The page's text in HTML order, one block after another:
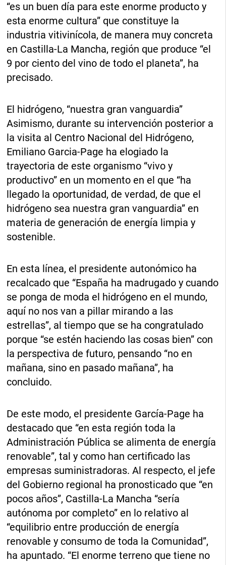
“es un buen día para este enorme producto y
esta enorme cultura” que constituye la
industria vitivinícola, de manera muy concreta
en Castilla-La Mancha, región que produce “el
9 por ciento del vino de todo el planeta”, ha
precisado.
El hidrógeno, “nuestra gran vanguardia”
Asimismo, durante su intervención posterior a
la visita al Centro Nacional del Hidrógeno,
Emiliano Garcia-Page ha elogiado la
trayectoria de este organismo “vivo y
productivo” en un momento en el que “ha
llegado la oportunidad, de verdad, de que el
hidrógeno sea nuestra gran vanguardia” en
materia de generación de energía limpia y
sostenible.
En esta línea, el presidente autonómico ha
recalcado que “España ha madrugado y cuando
se ponga de moda el hidrógeno en el mundo,
aquí no nos van a pillar mirando a las
estrellas”, al tiempo que se ha congratulado
porque “se estén haciendo las cosas bien” con
la perspectiva de futuro, pensando “no en
mañana, sino en pasado mañana”, ha
concluido.
De este modo, el presidente García-Page ha
destacado que “en esta región toda la
Administración Pública se alimenta de energía
renovable”, tal y como han certificado las
empresas suministradoras. Al respecto, el jefe
del Gobierno regional ha pronosticado que “en
pocos años”, Castilla-La Mancha “sería
autónoma por completo” en lo relativo al
“equilibrio entre producción de energía
renovable y consumo de toda la Comunidad”,
ha apuntado. “El enorme terreno que tiene no